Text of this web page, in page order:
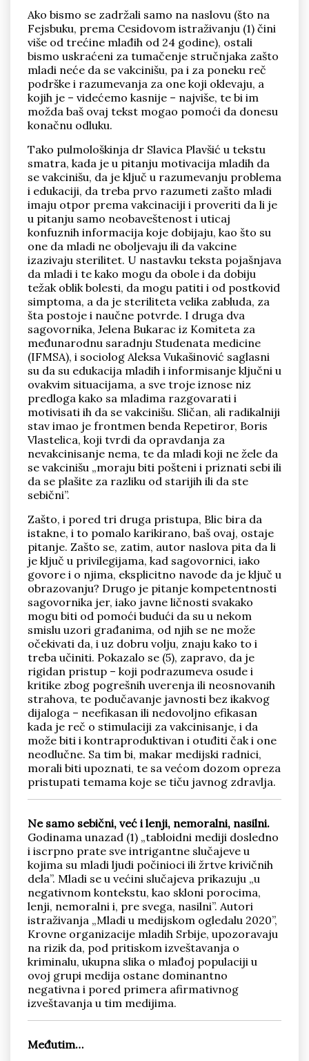
Ako bismo se zadržali samo na naslovu (što na
Fejsbuku, prema Cesidovom istraživanju (1) čini
više od trećine mlađih od 24 godine), ostali
bismo uskraćeni za tumačenje stručnjaka zašto
mladi neće da se vakcinišu, pa i za poneku reč
podrške i razumevanja za one koji oklevaju, a
kojih je – videćemo kasnije – najviše, te bi im
možda baš ovaj tekst mogao pomoći da donesu
konačnu odluku.
Tako pulmološkinja dr Slavica Plavšić u tekstu
smatra, kada je u pitanju motivacija mladih da
se vakcinišu, da je ključ u razumevanju problema
i edukaciji, da treba prvo razumeti zašto mladi
imaju otpor prema vakcinaciji i proveriti da li je
u pitanju samo neobaveštenost i uticaj
konfuznih informacija koje dobijaju, kao što su
one da mladi ne oboljevaju ili da vakcine
izazivaju sterilitet. U nastavku teksta pojašnjava
da mladi i te kako mogu da obole i da dobiju
težak oblik bolesti, da mogu patiti i od postkovid
simptoma, a da je steriliteta velika zabluda, za
šta postoje i naučne potvrde. I druga dva
sagovornika, Jelena Bukarac iz Komiteta za
međunarodnu saradnju Studenata medicine
(IFMSA), i sociolog Aleksa Vukašinović saglasni
su da su edukacija mladih i informisanje ključni u
ovakvim situacijama, a sve troje iznose niz
predloga kako sa mladima razgovarati i
motivisati ih da se vakcinišu. Sličan, ali radikalniji
stav imao je frontmen benda Repetiror, Boris
Vlastelica, koji tvrdi da opravdanja za
nevakcinisanje nema, te da mladi koji ne žele da
se vakcinišu „moraju biti pošteni i priznati sebi ili
da se plašite za razliku od starijih ili da ste
sebični”.
Zašto, i pored tri druga pristupa, Blic bira da
istakne, i to pomalo karikirano, baš ovaj, ostaje
pitanje. Zašto se, zatim, autor naslova pita da li
je ključ u privilegijama, kad sagovornici, iako
govore i o njima, eksplicitno navode da je ključ u
obrazovanju? Drugo je pitanje kompetentnosti
sagovornika jer, iako javne ličnosti svakako
mogu biti od pomoći budući da su u nekom
smislu uzori građanima, od njih se ne može
očekivati da, i uz dobru volju, znaju kako to i
treba učiniti. Pokazalo se (5), zapravo, da je
rigidan pristup – koji podrazumeva osude i
kritike zbog pogrešnih uverenja ili neosnovanih
strahova, te podučavanje javnosti bez ikakvog
dijaloga – neefikasan ili nedovoljno efikasan
kada je reč o stimulaciji za vakcinisanje, i da
može biti i kontraproduktivan i otuđiti čak i one
neodlučne. Sa tim bi, makar medijski radnici,
morali biti upoznati, te sa većom dozom opreza
pristupati temama koje se tiču javnog zdravlja.
Ne samo sebični, već i lenji, nemoralni, nasilni.
Godinama unazad (1) „tabloidni mediji dosledno
i iscrpno prate sve intrigantne slučajeve u
kojima su mladi ljudi počinioci ili žrtve krivičnih
dela”. Mladi se u većini slučajeva prikazuju „u
negativnom kontekstu, kao skloni porocima,
lenji, nemoralni i, pre svega, nasilni”. Autori
istraživanja „Mladi u medijskom ogledalu 2020”,
Krovne organizacije mladih Srbije, upozoravaju
na rizik da, pod pritiskom izveštavanja o
kriminalu, ukupna slika o mlađoj populaciji u
ovoj grupi medija ostane dominantno
negativna i pored primera afirmativnog
izveštavanja u tim medijima.
Međutim…